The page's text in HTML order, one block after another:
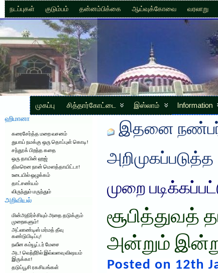
நடப்புகள் குடும்பம் தன்னம்பிக்கை ஆய்வுக்கோவை வரலாறு
முகப்பு சித்தார்கோட்டை இஸ்லாம் Information
ஹிமானா
கரைசேர்த்த மறை வசனம்
துபாய் நமக்கு ஒரு தொப்புள் கொடி!
சந்தூக் பிறந்த கதை
ஒரு தாயின் ஹஜ்
திடீரென நான் மௌத்தாயிட்டா!
உடையில் ஒழுக்கம்
தாட்சண்யம்
விருந்தும் மருந்தும்
அறிவியல்
மின்அதிர்ச்சியும் அதை தடுக்கும்
முறைகளும்!
அட்லாண்டிஸ் மர்மத் தீவு
கண்டுபிடிப்பு!
நவீன கம்யூட்டர் மேசை
அட! வெந்நீரில் இவ்வளவு விஷயம்
இருக்கா!
தடுப்பூசி ரகசியங்கள்
இதனை
அறிமுகப்படுத்த
முறை
சூபித்துவத்
அன்றும்
Posted on 12th